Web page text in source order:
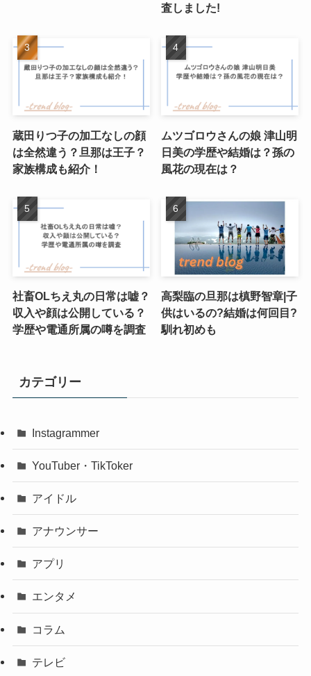
査しました!
蔵田りつ子の加工なしの顔
は全然違う？旦那は王子？
家族構成も紹介！
ムツゴロウさんの娘 津山明
日美の学歴や結婚は？孫の
風花の現在は？
社畜OLちえ丸の日常は嘘？
収入や顔は公開している？
学歴や電通所属の噂を調査
高梨臨の旦那は槙野智章|子
供はいるの?結婚は何回目?
馴れ初めも
カテゴリー
Instagrammer
YouTuber・TikToker
アイドル
アナウンサー
アプリ
エンタメ
コラム
テレビ